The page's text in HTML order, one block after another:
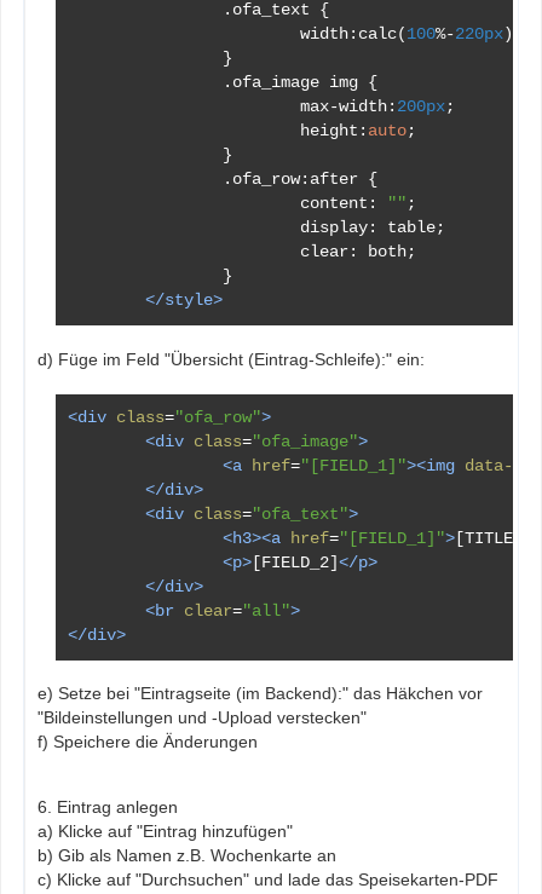
. ofa_text {
			width
: calc( 100%- 220px);
}
. ofa_image img {
			max
-width: 200px;
			height
: auto;
}
. ofa_row: after {
			content
: "" ;
			display
: table;
			clear
: both;
}
</style>
d) Füge im Feld "Übersicht (Eintrag-Schleife):" ein:
<div class="ofa_row">
<div
class="ofa_image">
<a
href="[FIELD_1]"><img
data-
</div>
<div
class="ofa_text">
<h3><a
href="[FIELD_1]">[TITLE]
<p>[FIELD_2] </p>
</div>
<br
clear="all">
</div>
e) Setze bei "Eintragseite (im Backend):" das Häkchen vor
"Bildeinstellungen und -Upload verstecken"
f) Speichere die Änderungen
6. Eintrag anlegen
a) Klicke auf "Eintrag hinzufügen"
b) Gib als Namen z.B. Wochenkarte an
c) Klicke auf "Durchsuchen" und lade das Speisekarten-PDF